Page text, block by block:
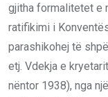
gjitha formalitetet e
ratifikimi i
parashikohej të
etj. Vdekja e
nëntor 1938), nga